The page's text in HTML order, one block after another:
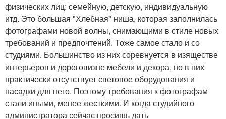
физических лиц: семейную, детскую, индивидуальную
итд. Это большая "Хлебная" ниша, которая заполнилась
фотографами новой волны, снимающими в стиле новых
требований и предпочтений. Тоже самое стало и со
студиями. Большинство из них соревнуется в изяществе
интерьеров и дороговизне мебели и декора, но в них
практически отсутствует световое оборудования и
насадки для него. Поэтому требования к фотографам
стали иными, менее жесткими. И когда студийного
администратора сейчас просишь дать